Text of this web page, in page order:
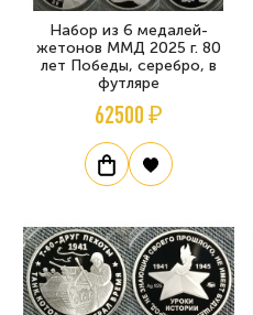
Набор из 6 медалей-
жетонов ММД 2025 г. 80
лет Победы, серебро, в
футляре
62500 ₽